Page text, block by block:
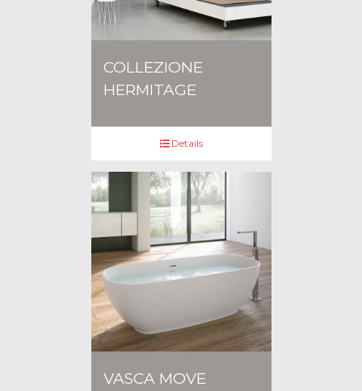
COLLEZIONE
HERMITAGE
Details
VASCA MOVE